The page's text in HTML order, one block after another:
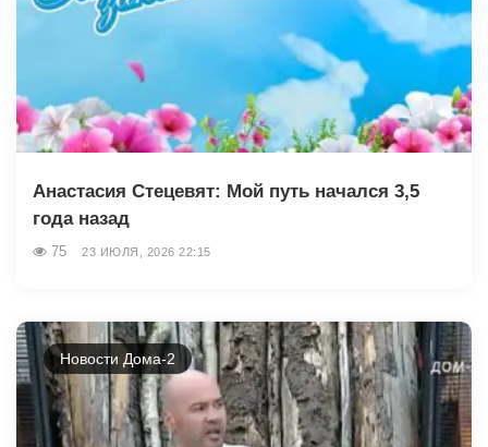
Анастасия Стецевят: Мой путь начался 3,5
года назад
75 23 ИЮЛЯ, 2026 22:15
Новости Дома-2